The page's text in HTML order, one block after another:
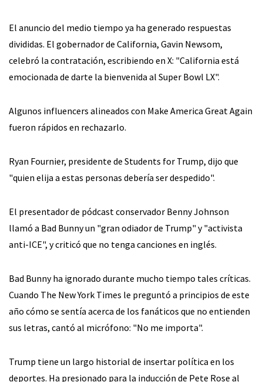
El anuncio del medio tiempo ya ha generado respuestas
divididas. El gobernador de California, Gavin Newsom,
celebró la contratación, escribiendo en X: "California está
emocionada de darte la bienvenida al Super Bowl LX".
Algunos influencers alineados con Make America Great Again
fueron rápidos en rechazarlo.
Ryan Fournier, presidente de Students for Trump, dijo que
"quien elija a estas personas debería ser despedido".
El presentador de pódcast conservador Benny Johnson
llamó a Bad Bunny un "gran odiador de Trump" y "activista
anti-ICE", y criticó que no tenga canciones en inglés.
Bad Bunny ha ignorado durante mucho tiempo tales críticas.
Cuando The New York Times le preguntó a principios de este
año cómo se sentía acerca de los fanáticos que no entienden
sus letras, cantó al micrófono: "No me importa".
Trump tiene un largo historial de insertar política en los
deportes. Ha presionado para la inducción de Pete Rose al